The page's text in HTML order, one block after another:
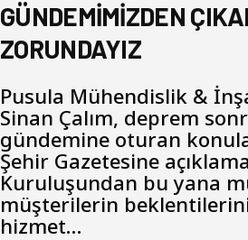
GÜNDEMİMİZDEN
ZORUNDAYIZ
Pusula Mühendislik &
Sinan Çalım, deprem
gündemine oturan
Şehir Gazetesine
Kuruluşundan bu yana
müşterilerin
hizmet…